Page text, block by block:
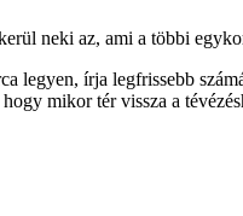
neki az, ami a többi
legyen, írja legfrissebb
mikor tér vissza a